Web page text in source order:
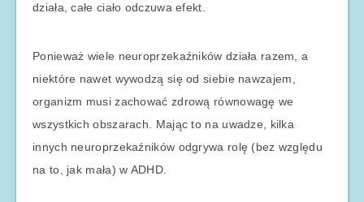
działa, całe ciało odczuwa efekt.
Ponieważ wiele neuroprzekaźników działa razem, a
niektóre nawet wywodzą się od siebie nawzajem,
organizm musi zachować zdrową równowagę we
wszystkich obszarach. Mając to na uwadze, kilka
innych neuroprzekaźników odgrywa rolę (bez względu
na to, jak mała) w ADHD.